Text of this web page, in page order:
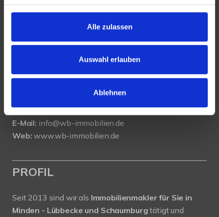
Alle zulassen
Auswahl erlauben
Ablehnen
KONTAKT
Portastraße 36
32457 Porta Westfalica
0571 - 870 490 05
E-Mail: info@wb-immobilien.de
Web: www.wb-immobilien.de
PROFIL
Seit 2013 sind wir als Immobilienmakler für Sie in
Minden - Lübbecke und Schaumburgtätigt und